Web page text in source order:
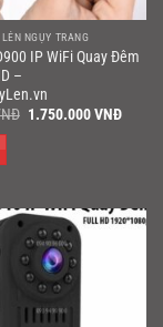
NGỤY TRANG
IP WiFi Quay Đêm
–
Giá
1.750.000VNĐGiá